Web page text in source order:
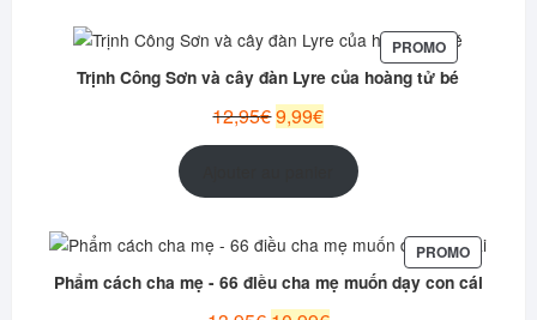
PROMOPRODUIT
EN
PROMOTION
Trịnh Công Sơn và cây đàn Lyre của hoàng tử bé
12,95€Le
9,99€Le
actuel
est :
PROMOPRODUIT
EN
Phẩm cách cha mẹ - 66 điều cha mẹ muốn dạy con cái